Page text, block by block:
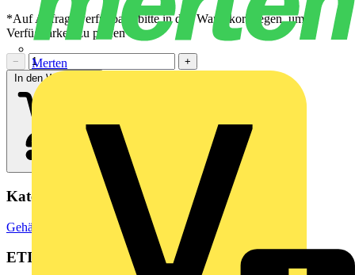
Merten
*Auf Anfrage verfügbar - bitte in den Warenkorb legen, um
Verfügbarkeit zu prüfen
−
+
In den Warenkorb
Kategorien
Gehäuse & Schaltschränke Elektrogehäuse
ETIM Group